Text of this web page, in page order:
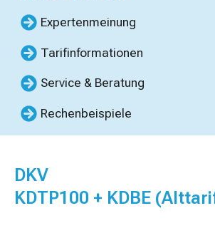
Expertenmeinung
Tarifinformationen
Service & Beratung
Rechenbeispiele
DKV
KDTP100 + KDBE